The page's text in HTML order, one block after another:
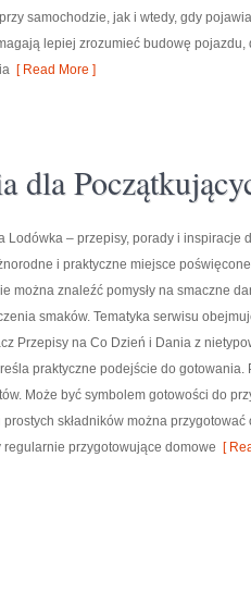
samochodzie, jak i wtedy, gdy
lepiej zrozumieć budowę pojazdu,
[ Read More ]
dla
Lodówka – przepisy, porady i inspiracje
i praktyczne miejsce
można znaleźć pomysły na smaczne
smaków. Tematyka serwisu
Przepisy na Co Dzień i Dania z
praktyczne podejście do gotowania.
Może być symbolem gotowości do
składników można
przygotowujące domowe [